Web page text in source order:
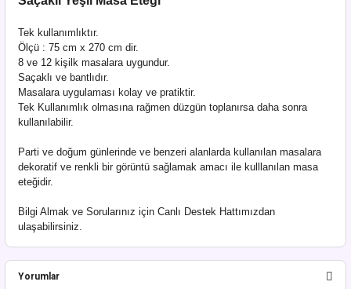
Tek kullanımlıktır.
Ölçü : 75 cm x 270 cm dir.
8 ve 12 kişilk masalara uygundur.
Saçaklı ve bantlıdır.
Masalara uygulaması kolay ve pratiktir.
Tek Kullanımlık olmasına rağmen düzgün toplanırsa daha sonra
kullanılabilir.
Parti ve doğum günlerinde ve benzeri alanlarda kullanılan masalara
dekoratif ve renkli bir görüntü sağlamak amacı ile kulllanılan masa
eteğidir.
Bilgi Almak ve Sorularınız için Canlı Destek Hattımızdan
ulaşabilirsiniz.
Yorumlar